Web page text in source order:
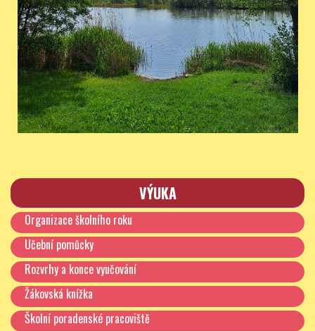
VÝUKA
Organizace školního roku
Učební pomůcky
Rozvrhy a konce vyučování
Žákovská knížka
Školní poradenské pracoviště